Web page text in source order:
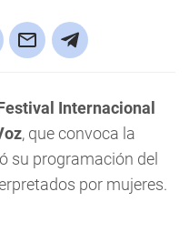
Internacional
, que convoca la
su programación del
por mujeres.